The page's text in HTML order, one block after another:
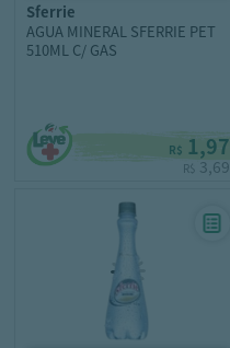
sferrie
AGUA MINERAL SFERRIE PET
510ML C/ GAS
R$ 1,97
R$ 3,69